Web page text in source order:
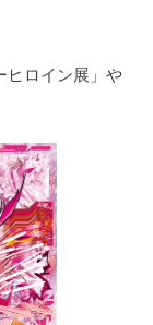
ヒロイン展」や